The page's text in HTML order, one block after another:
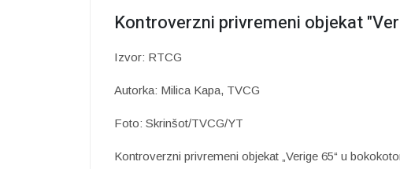
Kontroverzni privremeni objekat
Izvor: RTCG
Autorka: Milica Kapa, TVCG
Foto: Skrinšot/TVCG/YT
Kontroverzni privremeni objekat „Verige 65“ u